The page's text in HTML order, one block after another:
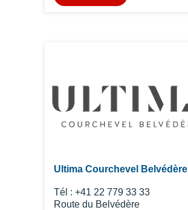
Ultima Courchevel Belvédère
Tél : +41 22 779 33 33
Route du Belvédère